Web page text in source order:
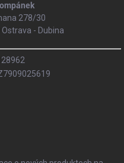
278/30
- Dubina